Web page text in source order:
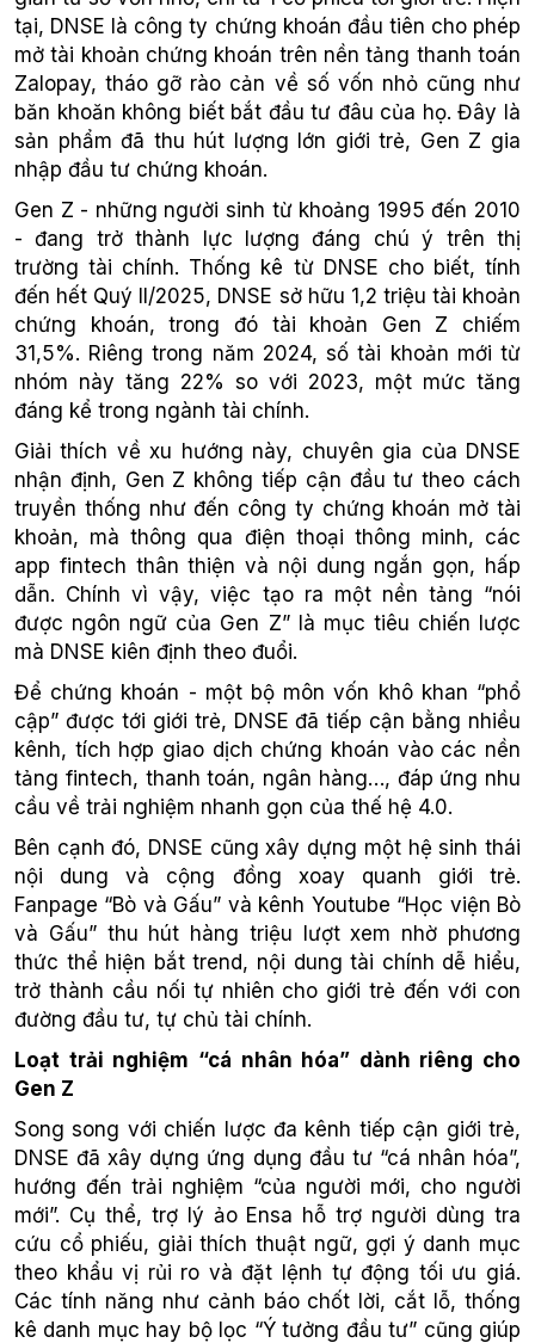
tại, DNSE là công ty chứng khoán đầu tiên cho phép
mở tài khoản chứng khoán trên nền tảng thanh toán
Zalopay, tháo gỡ rào cản về số vốn nhỏ cũng như
băn khoăn không biết bắt đầu tư đâu của họ. Đây là
sản phẩm đã thu hút lượng lớn giới trẻ, Gen Z gia
nhập đầu tư chứng khoán.
Gen Z - những người sinh từ khoảng 1995 đến 2010
- đang trở thành lực lượng đáng chú ý trên thị
trường tài chính. Thống kê từ DNSE cho biết, tính
đến hết Quý II/2025, DNSE sở hữu 1,2 triệu tài khoản
chứng khoán, trong đó tài khoản Gen Z chiếm
31,5%. Riêng trong năm 2024, số tài khoản mới từ
nhóm này tăng 22% so với 2023, một mức tăng
đáng kể trong ngành tài chính.
Giải thích về xu hướng này, chuyên gia của DNSE
nhận định, Gen Z không tiếp cận đầu tư theo cách
truyền thống như đến công ty chứng khoán mở tài
khoản, mà thông qua điện thoại thông minh, các
app fintech thân thiện và nội dung ngắn gọn, hấp
dẫn. Chính vì vậy, việc tạo ra một nền tảng “nói
được ngôn ngữ của Gen Z” là mục tiêu chiến lược
mà DNSE kiên định theo đuổi.
Để chứng khoán - một bộ môn vốn khô khan “phổ
cập” được tới giới trẻ, DNSE đã tiếp cận bằng nhiều
kênh, tích hợp giao dịch chứng khoán vào các nền
tảng fintech, thanh toán, ngân hàng…, đáp ứng nhu
cầu về trải nghiệm nhanh gọn của thế hệ 4.0.
Bên cạnh đó, DNSE cũng xây dựng một hệ sinh thái
nội dung và cộng đồng xoay quanh giới trẻ.
Fanpage “Bò và Gấu” và kênh Youtube “Học viện Bò
và Gấu” thu hút hàng triệu lượt xem nhờ phương
thức thể hiện bắt trend, nội dung tài chính dễ hiểu,
trở thành cầu nối tự nhiên cho giới trẻ đến với con
đường đầu tư, tự chủ tài chính.
Loạt trải nghiệm “cá nhân hóa” dành riêng cho
Gen Z
Song song với chiến lược đa kênh tiếp cận giới trẻ,
DNSE đã xây dựng ứng dụng đầu tư “cá nhân hóa”,
hướng đến trải nghiệm “của người mới, cho người
mới”. Cụ thể, trợ lý ảo Ensa hỗ trợ người dùng tra
cứu cổ phiếu, giải thích thuật ngữ, gợi ý danh mục
theo khẩu vị rủi ro và đặt lệnh tự động tối ưu giá.
Các tính năng như cảnh báo chốt lời, cắt lỗ, thống
kê danh mục hay bộ lọc “Ý tưởng đầu tư” cũng giúp